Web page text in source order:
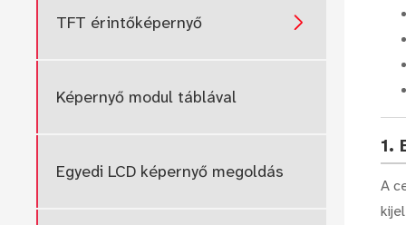
TFT érintőképernyő 
Képernyő modul táblával
Egyedi LCD képernyő megoldás
1.
A